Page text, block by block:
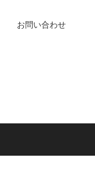
お問い合わせ